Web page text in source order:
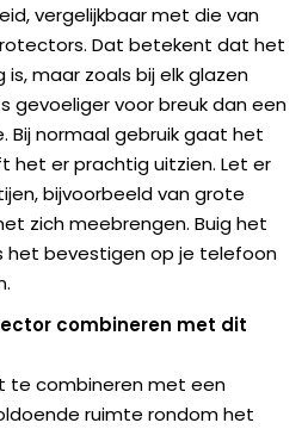
vergelijkbaar met die van
Dat betekent dat het
maar zoals bij elk glazen
gevoeliger voor breuk dan een
Bij normaal gebruik gaat het
het er prachtig uitzien. Let er
bijvoorbeeld van grote
zich meebrengen. Buig het
het bevestigen op je telefoon
combineren met dit
te combineren met een
ruimte rondom het